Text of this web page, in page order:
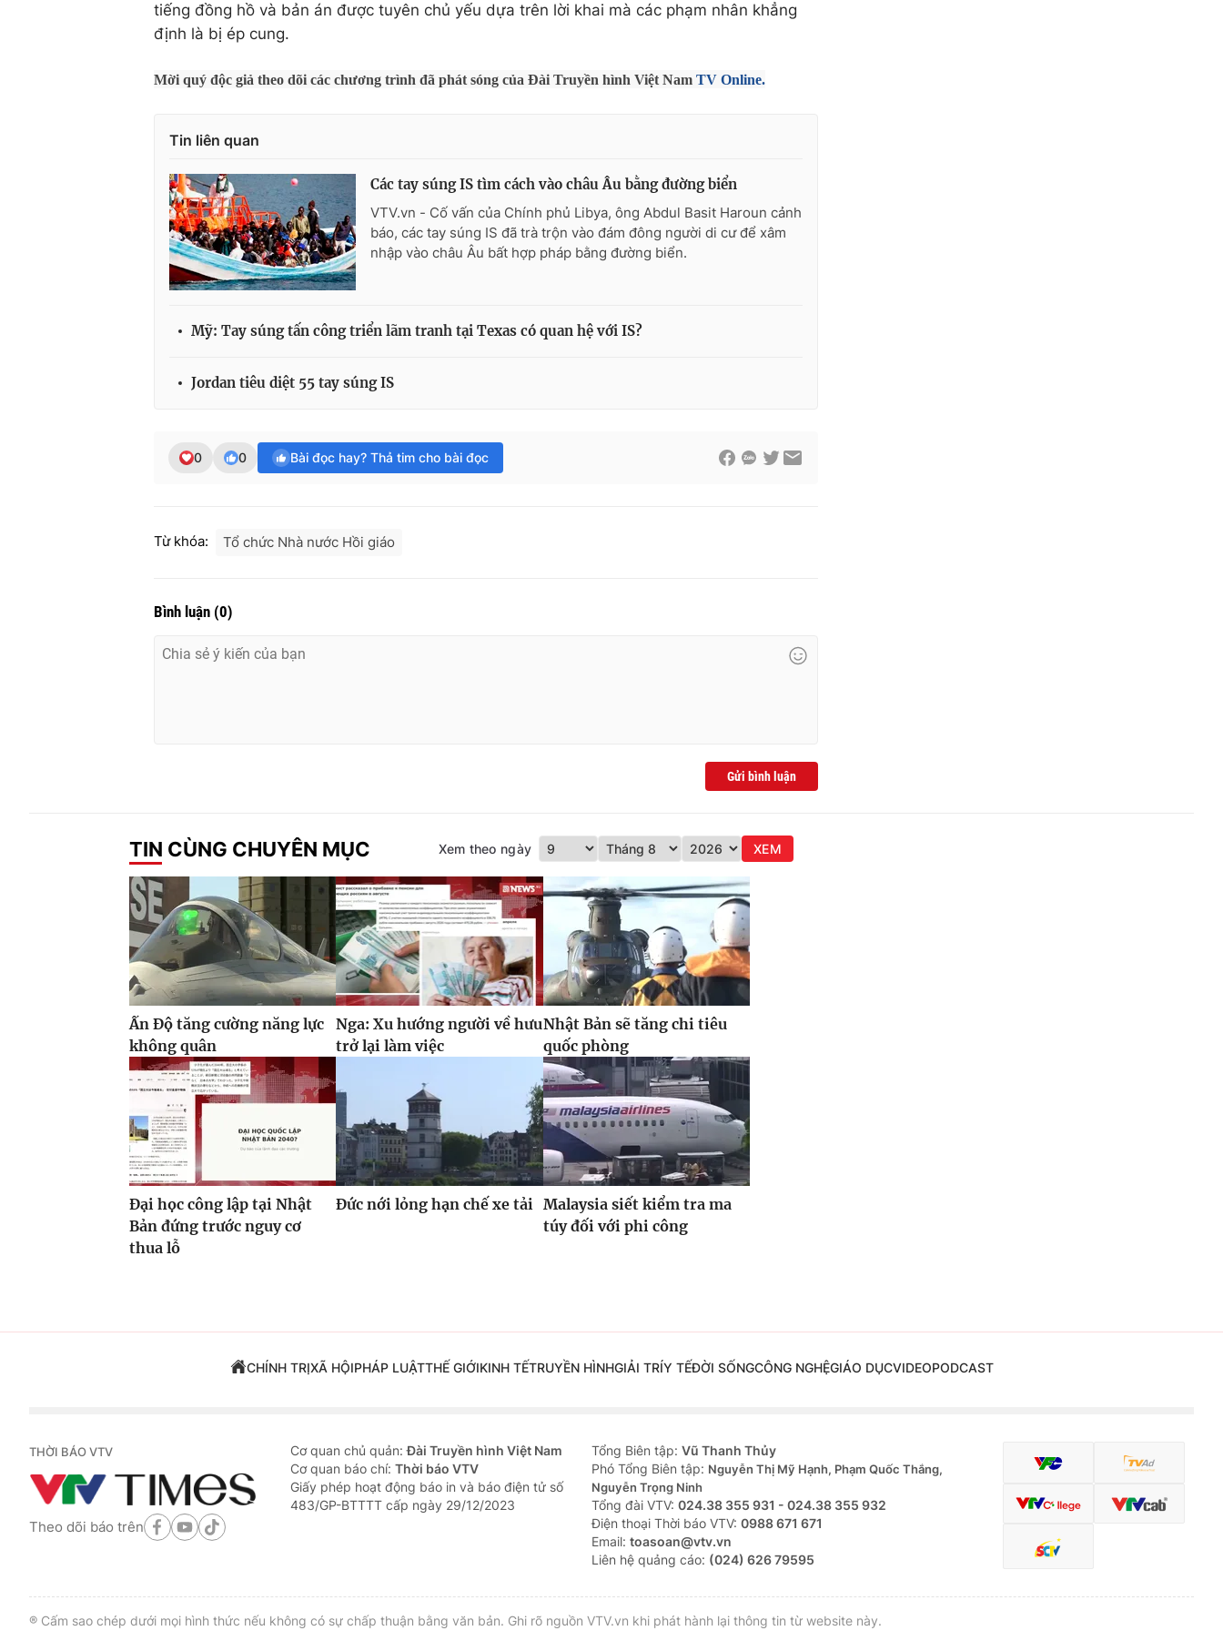
tiếng đồng hồ và bản án được tuyên chủ yếu dựa trên lời khai mà các phạm nhân khẳng
định là bị ép cung.
Mời quý độc giả theo dõi các chương trình đã phát sóng của Đài Truyền hình Việt Nam TV Online.
Tin liên quan
Các tay súng IS tìm cách vào châu Âu bằng đường biển
VTV.vn - Cố vấn của Chính phủ Libya, ông Abdul Basit Haroun cảnh
báo, các tay súng IS đã trà trộn vào đám đông người di cư để xâm
nhập vào châu Âu bất hợp pháp bằng đường biển.
Mỹ: Tay súng tấn công triển lãm tranh tại Texas có quan hệ với IS?
Jordan tiêu diệt 55 tay súng IS
0 0 Bài đọc hay? Thả tim cho bài đọc
Từ khóa: Tổ chức Nhà nước Hồi giáo
Bình luận (0)
Gửi bình luận
TIN CÙNG CHUYÊN MỤC Xem theo ngày XEM
Ấn Độ tăng cường năng lực
không quân
Nga: Xu hướng người về hưu
trở lại làm việc
Nhật Bản sẽ tăng chi tiêu
quốc phòng
Đại học công lập tại Nhật
Bản đứng trước nguy cơ
thua lỗ
Đức nới lỏng hạn chế xe tải Malaysia siết kiểm tra ma
túy đối với phi công
CHÍNH TRỊXÃ HỘIPHÁP LUẬTTHẾ GIỚIKINH TẾTRUYỀN HÌNHGIẢI TRÍY TẾĐỜI SỐNGCÔNG NGHỆGIÁO DỤCVIDEOPODCAST
THỜI BÁO VTV
Theo dõi báo trên
Cơ quan chủ quản:Đài Truyền hình Việt Nam
Cơ quan báo chí: Thời báo VTV
Giấy phép hoạt động báo in và báo điện tử số
483/GP-BTTTT cấp ngày 29/12/2023
Tổng Biên tập: Vũ Thanh Thủy
Phó Tổng Biên tập: Nguyễn Thị Mỹ Hạnh, Phạm Quốc Thắng,
Nguyễn Trọng Ninh
Tổng đài VTV: 024.38 355 931 - 024.38 355 932
Ðiện thoại Thời báo VTV: 0988 671 671
Email: toasoan@vtv.vn
Liên hệ quảng cáo: (024) 626 79595
® Cấm sao chép dưới mọi hình thức nếu không có sự chấp thuận bằng văn bản. Ghi rõ nguồn VTV.vn khi phát hành lại thông tin từ website này.